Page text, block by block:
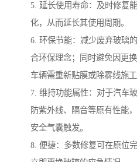
5. 延长使用寿命：及时修复
化，从而延长其使用周期。
6. 环保节能：减少废弃玻璃
合环保理念；同时避免因更
车辆需重新贴膜或除雾线施工
7. 维持功能属性：对于汽车
防紫外线、隔音等原有性能
安全气囊触发。
8. 便捷：多数修复可在原位